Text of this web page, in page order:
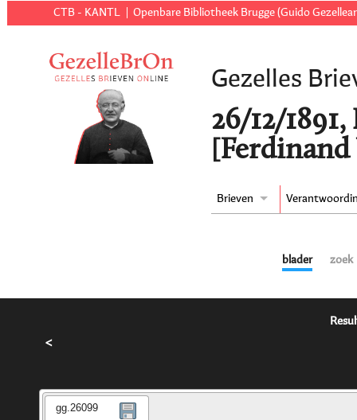
CTB - KANTL Openbare Bibliotheek Brugge (Guido
Gezelles
26/12/
[Ferdinand
Brieven
blader zoek
<
gg.26099